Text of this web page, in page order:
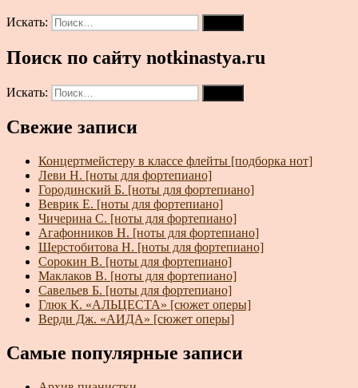
Искать:
Поиск по сайту notkinastya.ru
Искать:
Свежие записи
Концертмейстеру в классе флейты [подборка нот]
Леви Н. [ноты для фортепиано]
Городинский Б. [ноты для фортепиано]
Веврик Е. [ноты для фортепиано]
Чичерина С. [ноты для фортепиано]
Агафонников Н. [ноты для фортепиано]
Шерстобитова Н. [ноты для фортепиано]
Сорокин В. [ноты для фортепиано]
Маклаков В. [ноты для фортепиано]
Савельев Б. [ноты для фортепиано]
Глюк К. «АЛЬЦЕСТА» [сюжет оперы]
Верди Дж. «АИДА» [сюжет оперы]
Самые популярные записи